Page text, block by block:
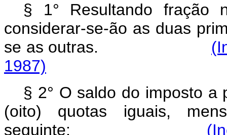
§ 1° Resultando fração
considerar-se-ão as duas
se as outras.
1987)
§ 2° O saldo do imposto
(oito) quotas iguais,
seguinte: